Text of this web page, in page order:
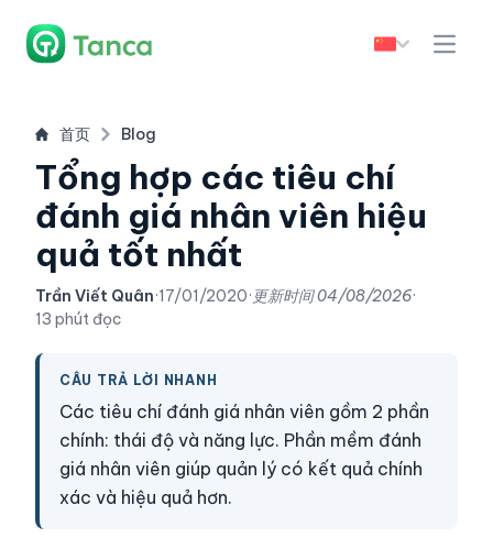
首页 Blog
Tổng hợp các tiêu chí
đánh giá nhân viên hiệu
quả tốt nhất
Trần Viết Quân·17/01/2020· 更新时间04/08/2026·
13 phút đọc
CÂU TRẢ LỜI NHANH
Các tiêu chí đánh giá nhân viên gồm 2 phần
chính: thái độ và năng lực. Phần mềm đánh
giá nhân viên giúp quản lý có kết quả chính
xác và hiệu quả hơn.